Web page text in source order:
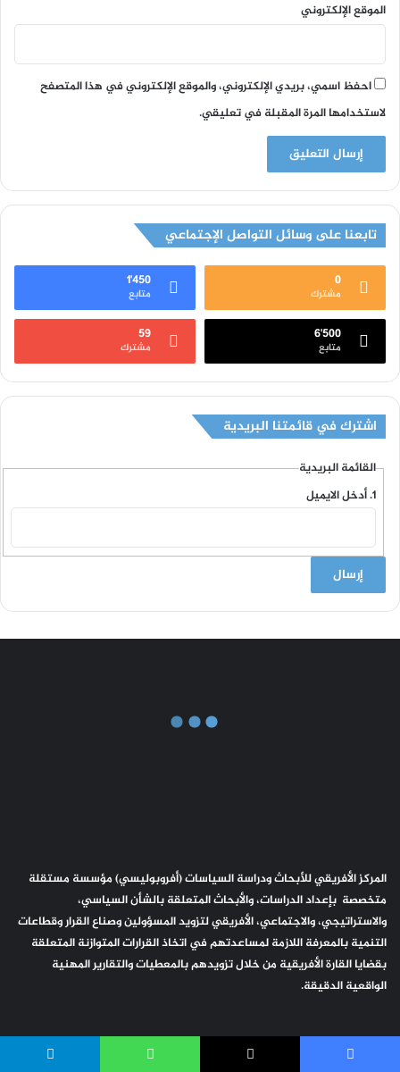
الموقع الإلكتروني
احفظ اسمي، بريدي الإلكتروني، والموقع الإلكتروني في هذا المتصفح
لاستخدامها المرة المقبلة في تعليقي.
تابعنا على وسائل التواصل الإجتماعي
0
مشترك
1٬450
متابع
6٬500
متابع
59
مشترك
اشترك في قائمتنا البريدية
القائمة البريدية
أدخل الايميل
المركز الأفريقي للأبحاث ودراسة السياسات (أفروبوليسي) مؤسسة مستقلة
متخصصة بإعداد الدراسات، والأبحاث المتعلقة بالشأن السياسي،
والاستراتيجي، والاجتماعي، الأفريقي لتزويد المسؤولين وصناع القرار وقطاعات
التنمية بالمعرفة اللازمة لمساعدتهم في اتخاذ القرارات المتوازنة المتعلقة
بقضايا القارة الأفريقية من خلال تزويدهم بالمعطيات والتقارير المهنية
الواقعية الدقيقة.